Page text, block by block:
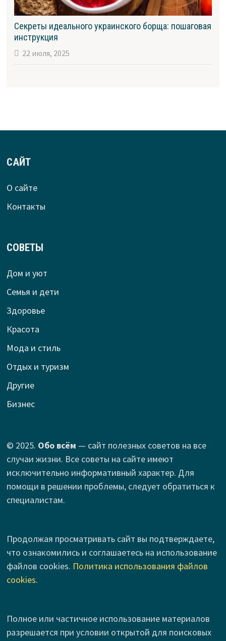
Секреты идеального украинского борща: пошаговая
инструкция
22 июля, 2025
САЙТ
О сайте
Контакты
СОВЕТЫ
Дом и уют
Семья и дети
Здоровье
Красота
Мода и стиль
Отдых и туризм
Другие
Бизнес
© 2025. Обо всём — сайт полезных советов на все
случаи жизни. Все советы на сайте имеют
исключительно информативный характер. Для
помощи в решении проблемы, следует обратиться к
специалистам.
Продолжая просматривать сайт вы подтверждаете,
что ознакомились и соглашаетесь на использование
файлов cookies. Политика использования файлов
cookies.
Полное или частичное использование материалов
разрешается при условии открытой для поисковых